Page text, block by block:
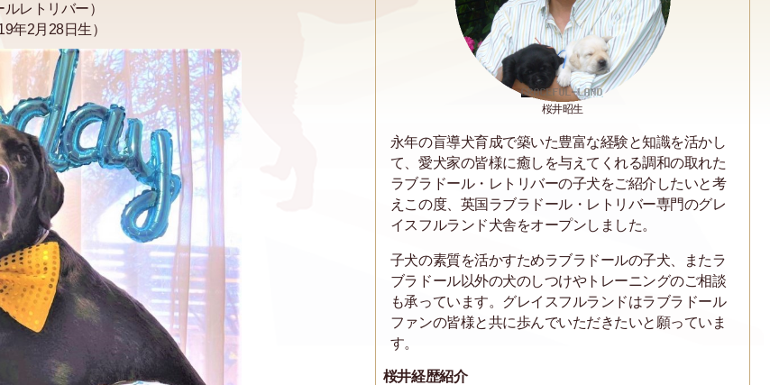
レトリバー）
年2月28日生）
桜井昭生
永年の盲導犬育成で築いた豊富な経験と知識を活かし
て、愛犬家の皆様に癒しを与えてくれる調和の取れた
ラブラドール・レトリバーの子犬をご紹介したいと考
えこの度、英国ラブラドール・レトリバー専門のグレ
イスフルランド犬舎をオープンしました。
子犬の素質を活かすためラブラドールの子犬、またラ
ブラドール以外の犬のしつけやトレーニングのご相談
も承っています。グレイスフルランドはラブラドール
ファンの皆様と共に歩んでいただきたいと願っていま
す。
桜井経歴紹介